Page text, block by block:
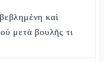
καὶ
μετὰ βουλῆς τι